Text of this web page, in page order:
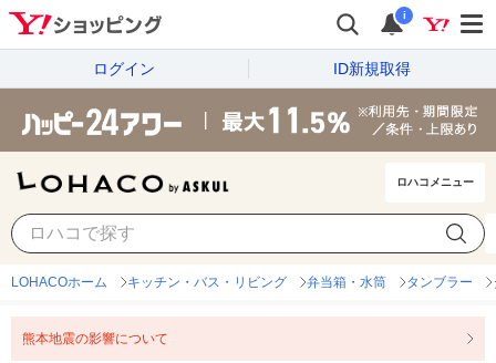
i
ログイン ID新規取得
ロハコメニュー
LOHACOホーム キッチン・バス・リビング 弁当箱・水筒 タンブラー
熊本地震の影響について